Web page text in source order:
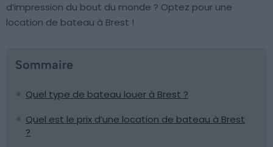
d’impression du bout du monde ? Optez pour une
location de bateau à Brest !
Sommaire
Quel type de bateau louer à Brest ?
Quel est le prix d’une location de bateau à Brest
?